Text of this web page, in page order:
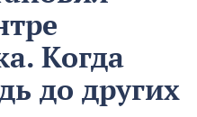
Когда
до других